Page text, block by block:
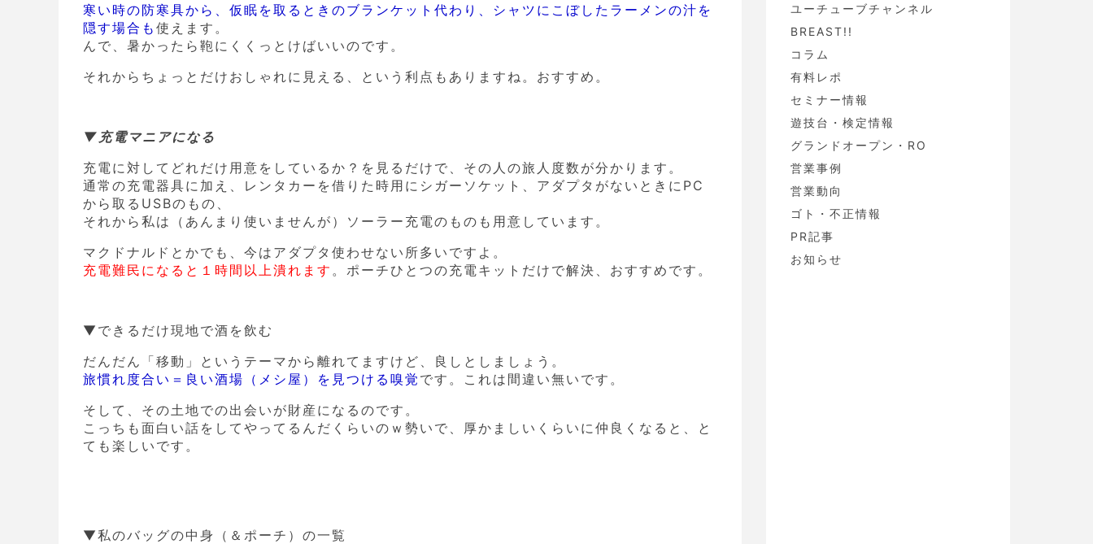
寒い時の防寒具から、仮眠を取るときのブランケット代わり、シャツにこぼしたラーメンの汁を
隠す場合も 使えます。
んで、暑かったら鞄にくくっとけばいいのです。
それからちょっとだけおしゃれに見える、という利点もありますね。おすすめ。
▼充電マニアになる
充電に対してどれだけ用意をしているか？を見るだけで、その人の旅人度数が分かります。
通常の充電器具に加え、レンタカーを借りた時用にシガーソケット、アダプタがないときにPC
から取るUSBのもの、
それから私は（あんまり使いませんが）ソーラー充電のものも用意しています。
マクドナルドとかでも、今はアダプタ使わせない所多いですよ。
充電難民になると１時間以上潰れます 。ポーチひとつの充電キットだけで解決、おすすめです。
▼できるだけ現地で酒を飲む
だんだん「移動」というテーマから離れてますけど、良しとしましょう。
旅慣れ度合い＝良い酒場（メシ屋）を見つける嗅覚 です。これは間違い無いです。
そして、その土地での出会いが財産になるのです。
こっちも面白い話をしてやってるんだくらいのｗ勢いで、厚かましいくらいに仲良くなると、と
ても楽しいです。
▼私のバッグの中身（＆ポーチ）の一覧
ユーチューブチャンネル
BREAST!!
コラム
有料レポ
セミナー情報
遊技台・検定情報
グランドオープン・RO
営業事例
営業動向
ゴト・不正情報
PR記事
お知らせ